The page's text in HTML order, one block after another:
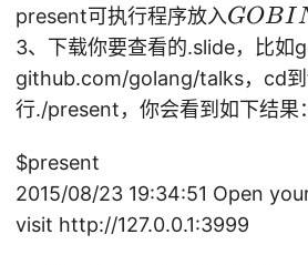
present可执行程序放入G
O
B
I
GOBI
3、下载你要查看的.slide，比如
github.com/golang/talks，cd
行./present，你会看到如下结果：
$present
2015/08/23 19:34:51 Open
visit http://127.0.0.1:3999